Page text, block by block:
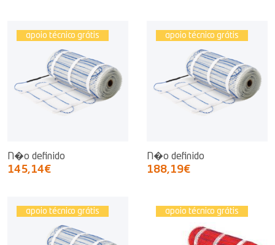
apoio técnico grátis
N�o definido
145,14€
apoio técnico grátis
N�o definido
188,19€
apoio técnico grátis apoio técnico grátis